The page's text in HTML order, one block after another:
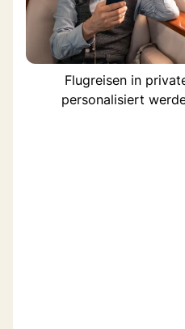
Flugreisen in
personalisiert